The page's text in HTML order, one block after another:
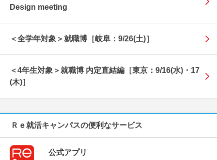
Design meeting
＜全学年対象＞就職博［岐阜：9/26(土)］
＜4年生対象＞就職博 内定直結編［東京：9/16(水)・17
(木)］
公式アプリ